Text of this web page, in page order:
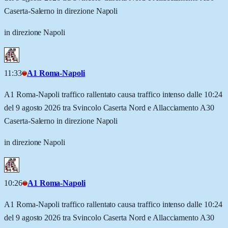
Caserta-Salerno in direzione Napoli
in direzione Napoli
11:33 A1 Roma-Napoli
A1 Roma-Napoli traffico rallentato causa traffico intenso dalle 10:24
del 9 agosto 2026 tra Svincolo Caserta Nord e Allacciamento A30
Caserta-Salerno in direzione Napoli
in direzione Napoli
10:26 A1 Roma-Napoli
A1 Roma-Napoli traffico rallentato causa traffico intenso dalle 10:24
del 9 agosto 2026 tra Svincolo Caserta Nord e Allacciamento A30